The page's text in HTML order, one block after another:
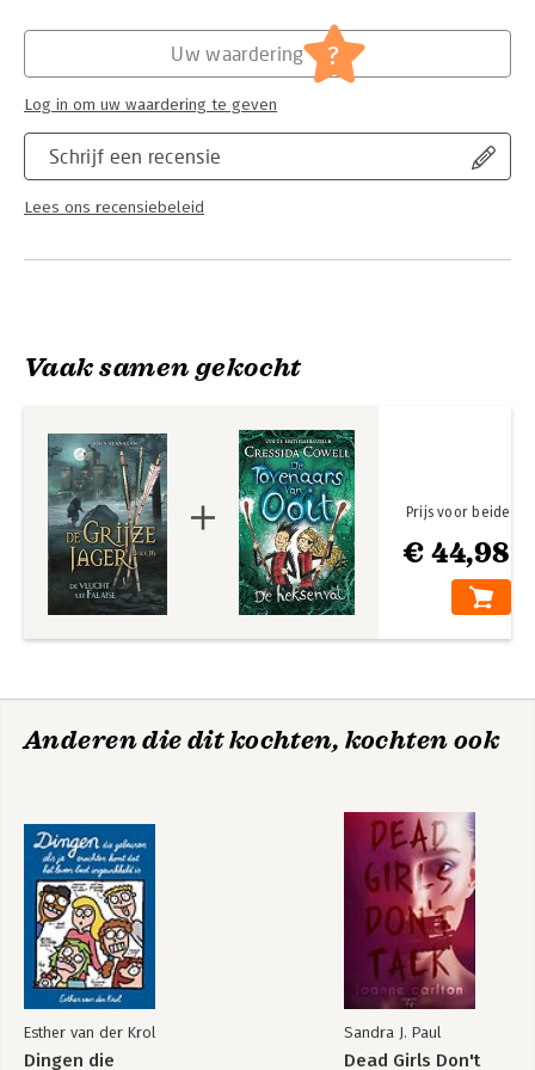
De Grijze Jager
Schrijf een recensie
Lees ons recensiebeleid
Uw waardering ?
Log in om uw waardering te geven
Vaak samen gekocht
€ 44,98
Prijs voor beide
Anderen die dit kochten, kochten ook
Esther van der Krol
Dingen die
Sandra J. Paul
Dead Girls Don't